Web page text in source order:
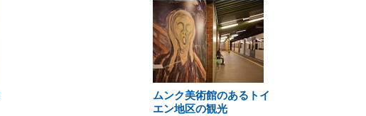
ムンク美術館のあるトイ
エン地区の観光